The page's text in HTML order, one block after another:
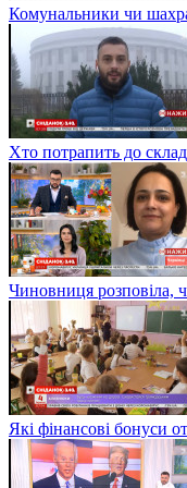
Комунальники чи
Хто потрапить до
Чиновниця розповіла,
Які фінансові бонуси